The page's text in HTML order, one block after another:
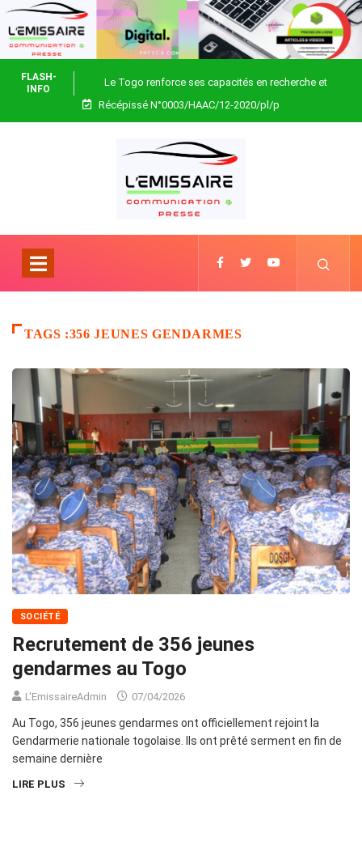
FLASH-
INFO
Le Togo renforce ses capacités en recherche et
biotechnologie
Récépissé N°0003/HAAC/12-2020/pl/p
TAGS :356 JEUNES GENDARMES
SOCIÉTÉ
Recrutement de 356 jeunes
gendarmes au Togo
L'EmissaireAdmin 07/04/2026
Au Togo, 356 jeunes gendarmes ont officiellement rejoint la
Gendarmerie nationale togolaise. Ils ont prêté serment en fin de
semaine dernière
LIRE PLUS